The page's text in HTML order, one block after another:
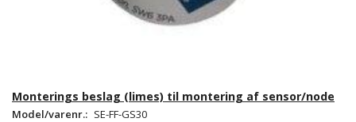
Monterings beslag (limes) til montering af sensor/node
Model/varenr.: SE-FF-GS30